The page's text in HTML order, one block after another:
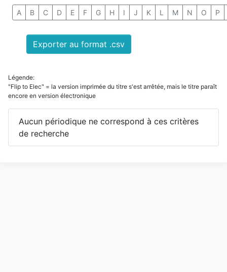
A B C D E F G H I J K L M N O P
Exporter au format .csv
Légende:
"Flip to Elec" = la version imprimée du titre s'est arrêtée, mais le titre paraît
encore en version électronique
Aucun périodique ne correspond à ces critères
de recherche